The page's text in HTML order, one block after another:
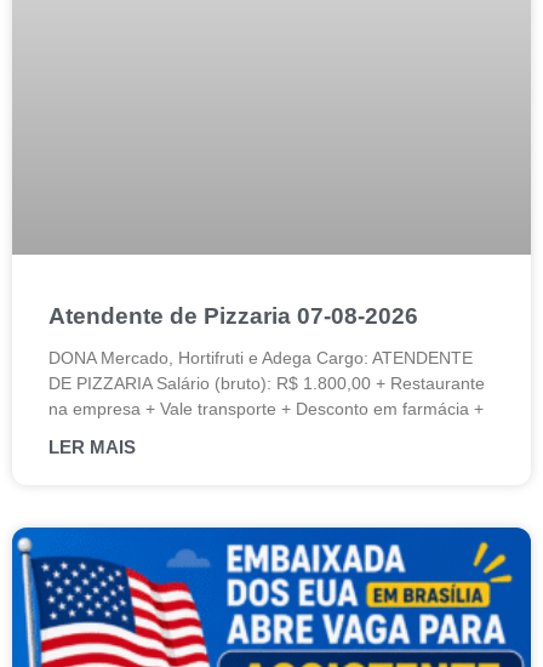
Atendente de Pizzaria 07-08-2026
DONA Mercado, Hortifruti e Adega Cargo: ATENDENTE
DE PIZZARIA Salário (bruto): R$ 1.800,00 + Restaurante
na empresa + Vale transporte + Desconto em farmácia +
LER MAIS